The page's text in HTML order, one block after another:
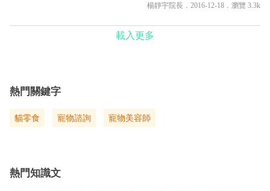
楊靜宇院長 ．2016-12-18． 瀏覽 3.3k
載入更多
熱門關鍵字
貓零食 寵物諮詢 寵物美容師
熱門知識文